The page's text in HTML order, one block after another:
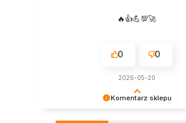
Komentarz sklepu
🔥👍️💪💯🚀
0 0
2026-05-20